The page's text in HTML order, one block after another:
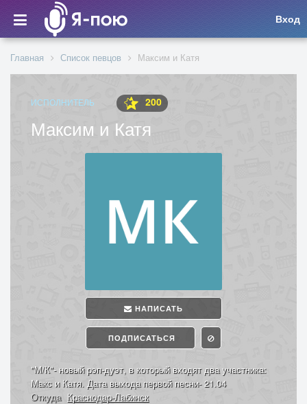
Вход
Главная Список певцов Максим и Катя
ИСПОЛНИТЕЛЬ 200
Максим и Катя
НАПИСАТЬ
ПОДПИСАТЬСЯ
"М/К"- новый рэп-дуэт, в который входят два участника:
Макс и Катя. Дата выхода первой песни- 21.04
Откуда Краснодар-Лабинск